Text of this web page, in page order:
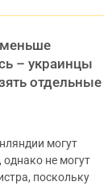
меньше
– украинцы
отдельные
могут
не могут
поскольку